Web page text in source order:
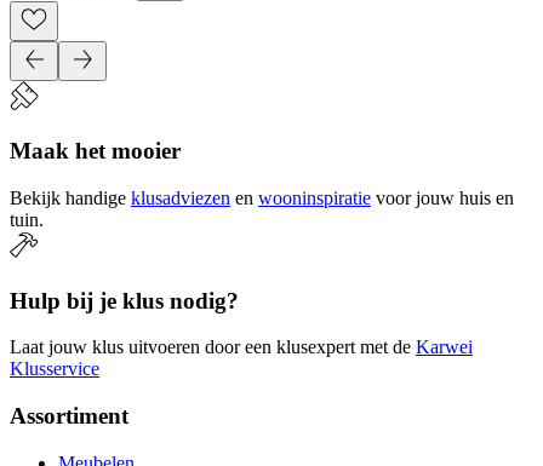
Maak het mooier
Bekijk handige klusadviezen en wooninspiratie voor jouw huis en
tuin.
Hulp bij je klus nodig?
Laat jouw klus uitvoeren door een klusexpert met de Karwei
Klusservice
Assortiment